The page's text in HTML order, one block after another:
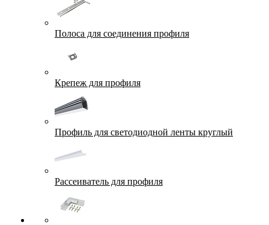
Полоса для соединения профиля
Крепеж для профиля
Профиль для светодиодной ленты круглый
Рассеиватель для профиля